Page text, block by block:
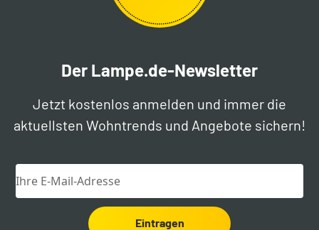
Der Lampe.de-Newsletter
Jetzt kostenlos anmelden und immer die
aktuellsten Wohntrends und Angebote sichern!
Eintragen